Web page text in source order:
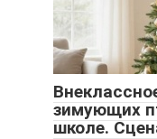
зимующих
школе.